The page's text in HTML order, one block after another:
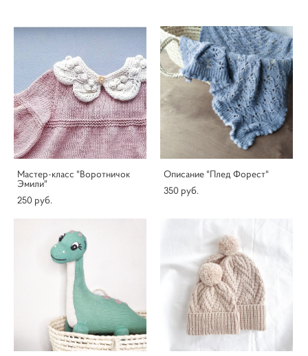
Мастер-класс "Воротничок
Эмили"
250 pуб.
Описание "Плед Форест"
350 pуб.